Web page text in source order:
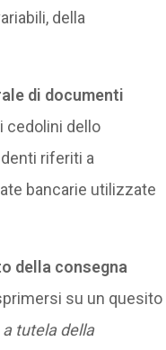
della
di documenti
cedolini dello
riferiti a
bancarie utilizzate
della consegna
su un quesito
tutela della